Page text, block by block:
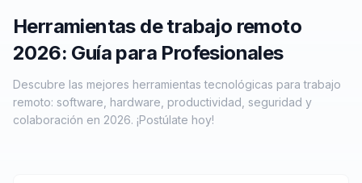
Nosotros
Contacto
Calculadora Freelance
Herramientas de trabajo remoto
2026: Guía para Profesionales
Descubre las mejores herramientas tecnológicas para trabajo
remoto: software, hardware, productividad, seguridad y
colaboración en 2026. ¡Postúlate hoy!